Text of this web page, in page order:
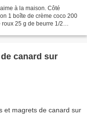
à la maison. Côté
1 boîte de crème coco 200
25 g de beurre 1/2
canard sur